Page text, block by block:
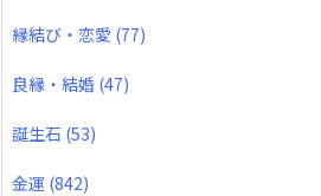
縁結び・恋愛 (77)
良縁・結婚 (47)
誕生石 (53)
金運 (842)